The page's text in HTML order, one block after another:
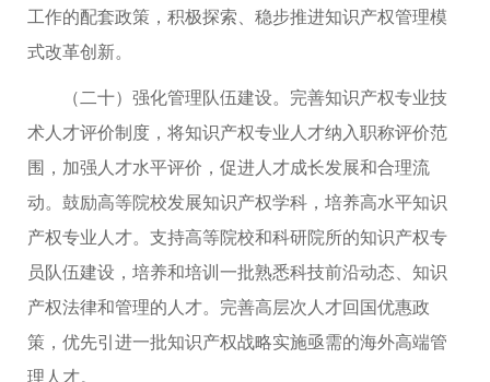
工作的配套政策，积极探索、稳步推进知识产权管理模
式改革创新。
（二十）强化管理队伍建设。完善知识产权专业技
术人才评价制度，将知识产权专业人才纳入职称评价范
围，加强人才水平评价，促进人才成长发展和合理流
动。鼓励高等院校发展知识产权学科，培养高水平知识
产权专业人才。支持高等院校和科研院所的知识产权专
员队伍建设，培养和培训一批熟悉科技前沿动态、知识
产权法律和管理的人才。完善高层次人才回国优惠政
策，优先引进一批知识产权战略实施亟需的海外高端管
理人才。